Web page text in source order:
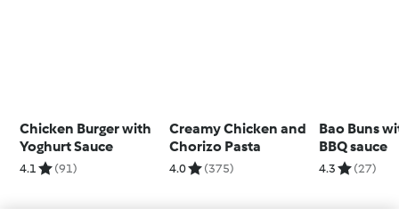
Chicken Burger with
Yoghurt Sauce
4.1 (91)
Creamy Chicken and
Chorizo Pasta
4.0 (375)
Bao Buns
BBQ sauce
4.3 (27)